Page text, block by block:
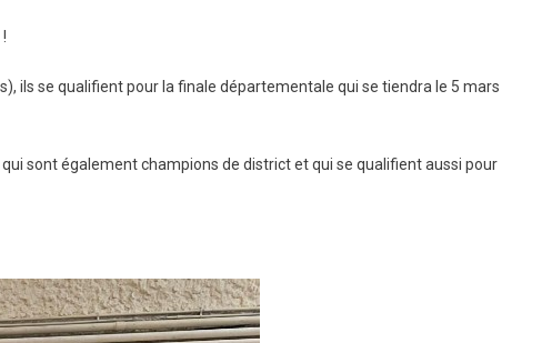
ils se qualifient pour la finale départementale qui se tiendra le 5 mars
sont également champions de district et qui se qualifient aussi pour